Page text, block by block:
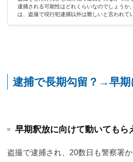
逮捕される可能性はどれくらいなのでしょうか
は、盗撮で現行犯逮捕以外は難しいと言われて
逮捕で長期勾留？→早期
早期釈放に向けて動いてもら
盗撮で逮捕され、20数日も警察署